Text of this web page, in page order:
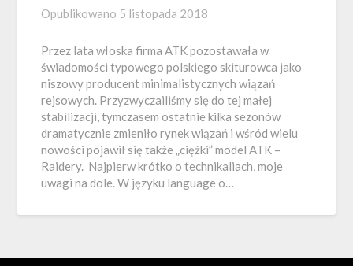
Opublikowano 5 listopada 2018
Przez lata włoska firma ATK pozostawała w
świadomości typowego polskiego skiturowca jako
niszowy producent minimalistycznych wiązań
rejsowych. Przyzwyczailiśmy się do tej małej
stabilizacji, tymczasem ostatnie kilka sezonów
dramatycznie zmieniło rynek wiązań i wśród wielu
nowości pojawił się także „ciężki” model ATK –
Raidery. Najpierw krótko o technikaliach, moje
uwagi na dole. W języku language o…